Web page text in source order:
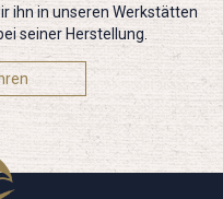
ihn in unseren Werkstätten
seiner Herstellung.